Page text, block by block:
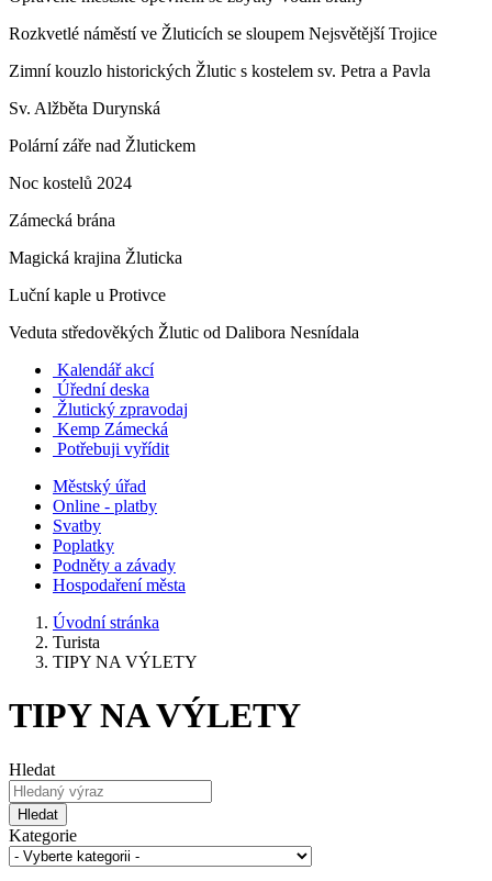
Rozkvetlé náměstí ve Žluticích se sloupem Nejsvětější Trojice
Zimní kouzlo historických Žlutic s kostelem sv. Petra a Pavla
Sv. Alžběta Durynská
Polární záře nad Žlutickem
Noc kostelů 2024
Zámecká brána
Magická krajina Žluticka
Luční kaple u Protivce
Veduta středověkých Žlutic od Dalibora Nesnídala
Kalendář akcí
Úřední deska
Žlutický zpravodaj
Kemp Zámecká
Potřebuji vyřídit
Městský úřad
Online - platby
Svatby
Poplatky
Podněty a závady
Hospodaření města
Úvodní stránka
Turista
TIPY NA VÝLETY
TIPY NA VÝLETY
Hledat
Hledat
Kategorie